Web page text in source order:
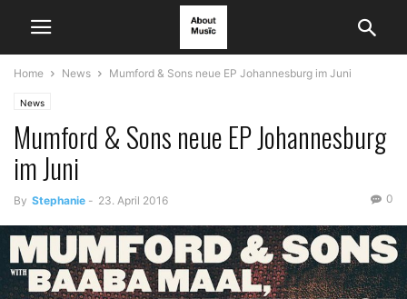
Home News Mumford & Sons neue EP Johannesburg im Juni
News
Mumford & Sons neue EP Johannesburg
im Juni
By Stephanie - 23. April 2016 0